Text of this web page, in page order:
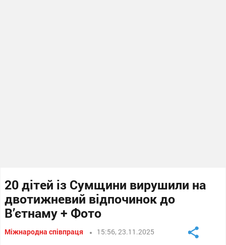
20 дітей із Сумщини вирушили на
двотижневий відпочинок до
В’єтнаму + Фото
Міжнародна співпраця 15:56, 23.11.2025